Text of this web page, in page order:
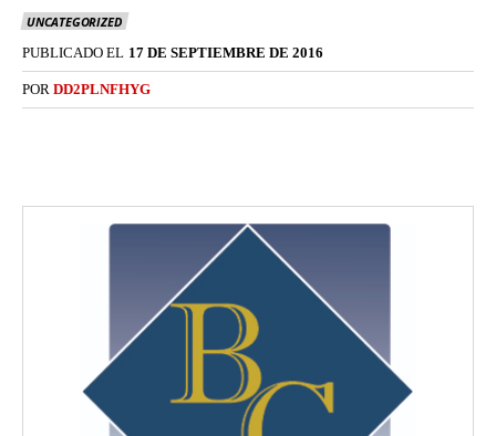
UNCATEGORIZED
PUBLICADO EL 17 DE SEPTIEMBRE DE 2016
POR DD2PLNFHYG